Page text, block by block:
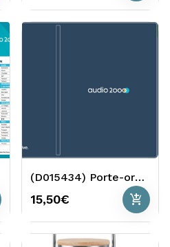
(D015434) Porte-ordonnances X10
15,50€ add_shopping_cart